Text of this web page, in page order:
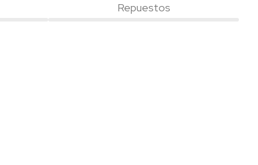
Repuestos